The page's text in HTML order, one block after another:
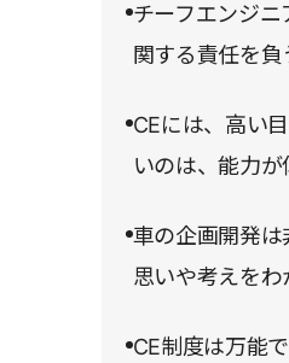
チーフエンジ
関する責任を負
CEには、高い
いのは、能力が
車の企画開発
思いや考えをわ
CE制度は万能